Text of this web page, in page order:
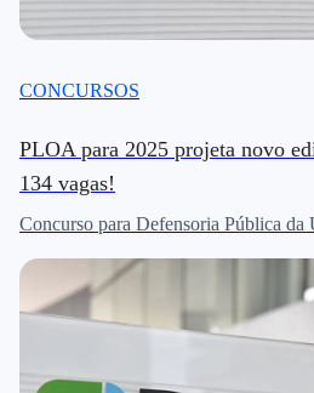
CONCURSOS
PLOA para 2025 projeta novo
134 vagas!
Concurso para Defensoria Pública da